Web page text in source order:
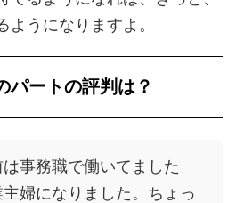
ようになりますよ。
パートの評判は？
事務職で働いてました
婦になりました。ちょっ